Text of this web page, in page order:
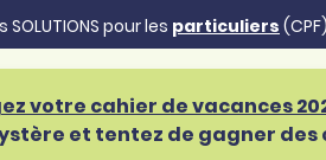
pour les particuliers
votre cahier de vacances
et tentez de gagner des